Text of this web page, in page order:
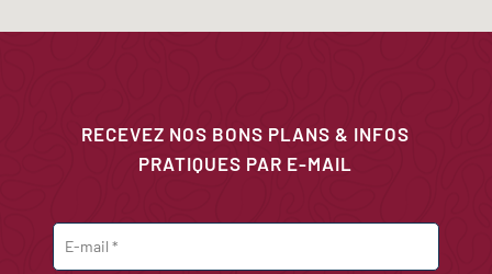
RECEVEZ NOS BONS PLANS & INFOS
PRATIQUES PAR E-MAIL